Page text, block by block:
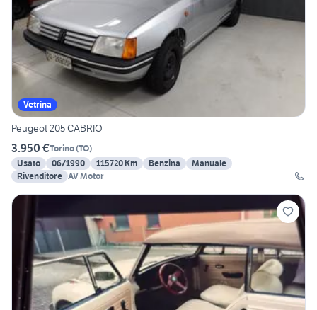
Vetrina
Peugeot 205 CABRIO
3.950 €Torino(TO)
Usato
06/1990 115720 Km Benzina
Manuale
Rivenditore AV Motor